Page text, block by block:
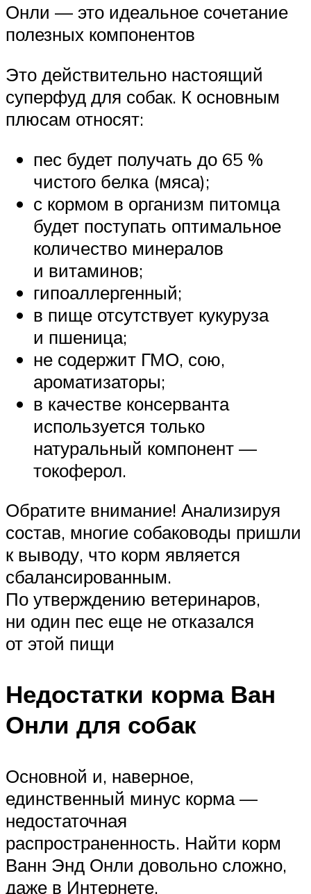
Онли — это идеальное сочетание
полезных компонентов
Это действительно настоящий
суперфуд для собак. К основным
плюсам относят:
пес будет получать до 65 %
чистого белка (мяса);
с кормом в организм питомца
будет поступать оптимальное
количество минералов
и витаминов;
гипоаллергенный;
в пище отсутствует кукуруза
и пшеница;
не содержит ГМО, сою,
ароматизаторы;
в качестве консерванта
используется только
натуральный компонент —
токоферол.
Обратите внимание! Анализируя
состав, многие собаководы пришли
к выводу, что корм является
сбалансированным.
По утверждению ветеринаров,
ни один пес еще не отказался
от этой пищи
Недостатки корма Ван
Онли для собак
Основной и, наверное,
единственный минус корма —
недостаточная
распространенность. Найти корм
Ванн Энд Онли довольно сложно,
даже в Интернете.